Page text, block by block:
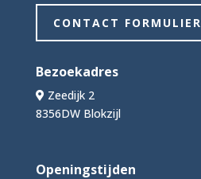
CONTACT FORMULIER
Bezoekadres
Zeedijk 2
8356DW Blokzijl
Openingstijden